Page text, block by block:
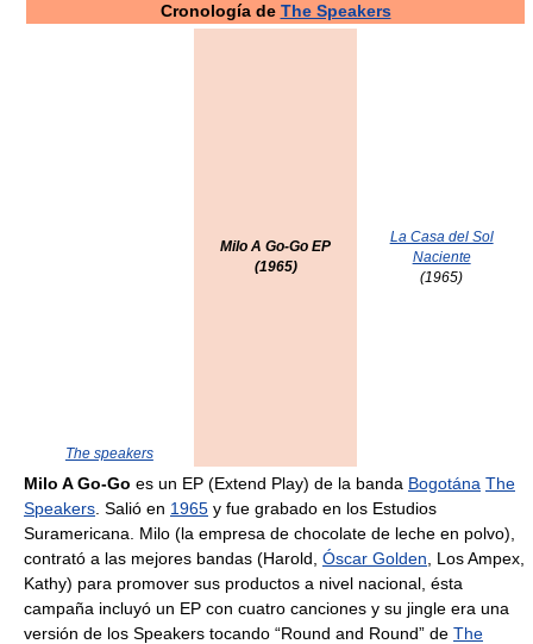
Cronología de The Speakers
The speakers
Milo A Go-Go EP
(1965)
La Casa del Sol
Naciente
(1965)
Milo A Go-Go es un EP (Extend Play) de la banda Bogotána The
Speakers . Salió en 1965 y fue grabado en los Estudios
Suramericana. Milo (la empresa de chocolate de leche en polvo),
contrató a las mejores bandas (Harold, Óscar Golden , Los Ampex,
Kathy) para promover sus productos a nivel nacional, ésta
campaña incluyó un EP con cuatro canciones y su jingle era una
versión de los Speakers tocando “Round and Round” de The